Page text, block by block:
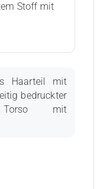
Stoff mit
Haarteil mit
bedruckter
Torso mit